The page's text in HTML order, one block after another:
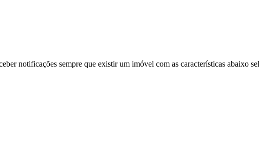
notificações sempre que existir um imóvel com as características abaixo